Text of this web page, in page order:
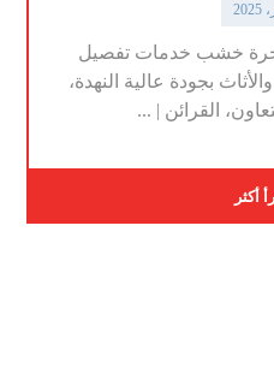
خشب خدمات تفصيل
بجودة عالية النهدة،
القرائن | ...
أكثر